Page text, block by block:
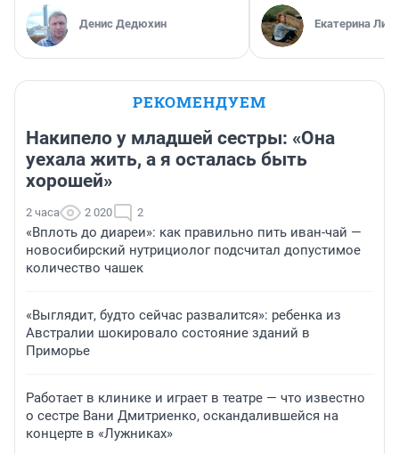
Денис Дедюхин Екатерина
РЕКОМЕНДУЕМ
Накипело у младшей сестры: «Она
уехала жить, а я осталась быть
хорошей»
2 часа 2 020 2
«Вплоть до диареи»: как правильно пить иван-чай —
новосибирский нутрициолог подсчитал допустимое
количество чашек
«Выглядит, будто сейчас развалится»: ребенка из
Австралии шокировало состояние зданий в
Приморье
Работает в клинике и играет в театре — что известно
о сестре Вани Дмитриенко, оскандалившейся на
концерте в «Лужниках»